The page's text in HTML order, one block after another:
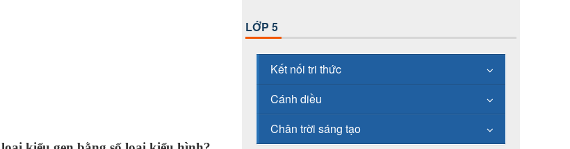
LỚP 5
Kết nối tri thức
Cánh diều
Chân trời sáng tạo